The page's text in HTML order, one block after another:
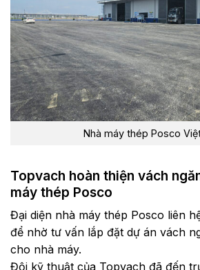
Nhà máy thép Posco
Topvach hoàn thiện vách
máy thép Posco
Đại diện nhà máy thép Posco liên
để nhờ tư vấn lắp đặt dự án vách
cho nhà máy.
Đội kỹ thuật của Topvach đã đến